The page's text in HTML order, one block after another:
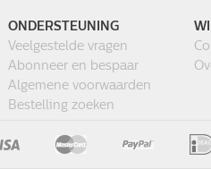
ONDERSTEUNING
Veelgestelde vragen
Abonneer en bespaar
Algemene voorwaarden
Bestelling zoeken